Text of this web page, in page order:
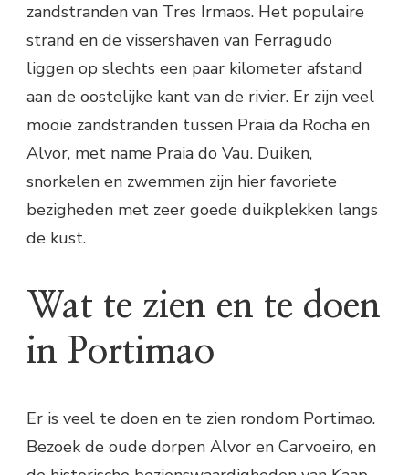
zandstranden van Tres Irmaos. Het populaire
strand en de vissershaven van Ferragudo
liggen op slechts een paar kilometer afstand
aan de oostelijke kant van de rivier. Er zijn veel
mooie zandstranden tussen Praia da Rocha en
Alvor, met name Praia do Vau. Duiken,
snorkelen en zwemmen zijn hier favoriete
bezigheden met zeer goede duikplekken langs
de kust.
Wat te zien en te doen
in Portimao
Er is veel te doen en te zien rondom Portimao.
Bezoek de oude dorpen Alvor en Carvoeiro, en